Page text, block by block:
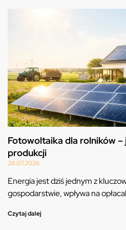
Fotowoltaika dla rolników
produkcji
28.07.2026
Energia jest dziś jednym z
gospodarstwie, wpływa na
Czytaj dalej